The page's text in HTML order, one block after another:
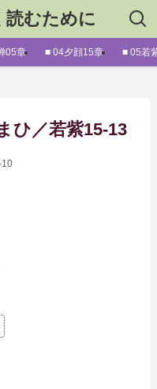
読むために
05章 ■ 04夕顔15章 ■ 05若
ひ／若紫15-13
10